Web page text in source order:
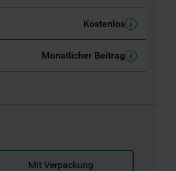
Kostenlos
Monatlicher Beitrag
Mit Verpackung